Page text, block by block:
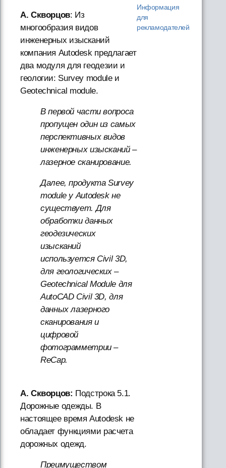
А. Скворцов: Из
многообразия видов
инженерных изысканий
компания Autodesk предлагает
два модуля для геодезии и
геологии: Survey module и
Geotechnical module.
В первой части вопроса
пропущен один из самых
перспективных видов
инженерных изысканий –
лазерное сканирование.
Далее, продукта Survey
module у Autodesk не
существует. Для
обработки данных
геодезических
изысканий
используется Civil 3D,
для геологических –
Geotechnical Module для
AutoCAD Civil 3D, для
данных лазерного
сканирования и
цифровой
фотограмметрии –
ReCap.
А. Скворцов: Подстрока 5.1.
Дорожные одежды. В
настоящее время Autodesk не
обладает функциями расчета
дорожных одежд.
Преимуществом
Информация
для
рекламодателей